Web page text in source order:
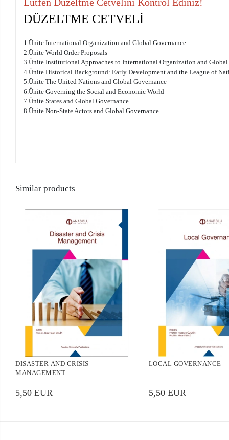
DÜZELTME CETVELİ
1.Ünite International Organization and Global Governance
2.Ünite World Order Proposals
3.Ünite Institutional Approaches to International Organization and Global
4.Ünite Historical Background: Early Development and the League of
5.Ünite The United Nations and Global Governance
6.Ünite Governing the Social and Economic World
7.Ünite States and Global Governance
8.Ünite Non-State Actors and Global Governance
Similar products
DISASTER AND CRISIS
MANAGEMENT
5,50 EUR
LOCAL GOVERNANCE
5,50 EUR